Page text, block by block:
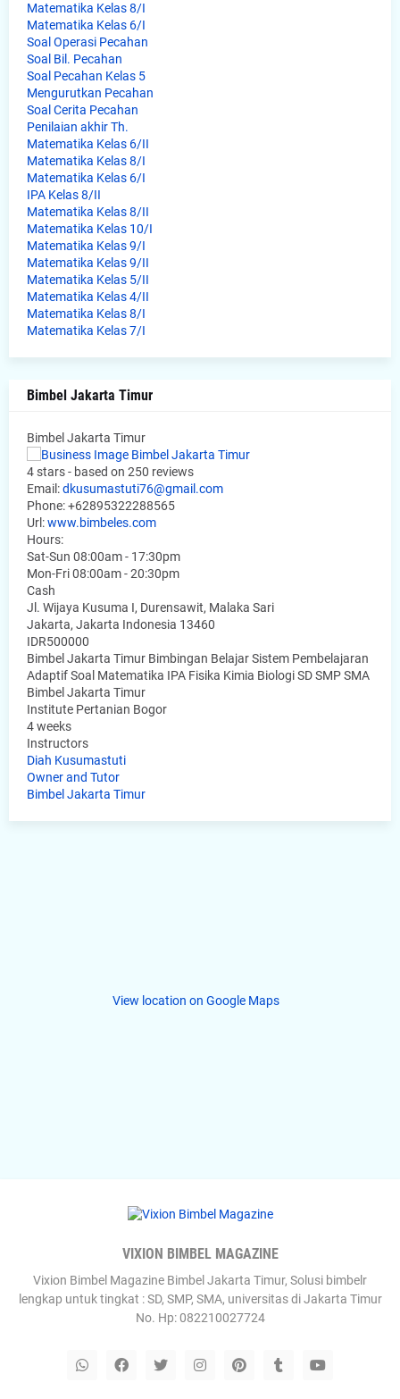
Matematika Kelas 8/I
Matematika Kelas 6/I
Soal Operasi Pecahan
Soal Bil. Pecahan
Soal Pecahan Kelas 5
Mengurutkan Pecahan
Soal Cerita Pecahan
Penilaian akhir Th.
Matematika Kelas 6/II
Matematika Kelas 8/I
Matematika Kelas 6/I
IPA Kelas 8/II
Matematika Kelas 8/II
Matematika Kelas 10/I
Matematika Kelas 9/I
Matematika Kelas 9/II
Matematika Kelas 5/II
Matematika Kelas 4/II
Matematika Kelas 8/I
Matematika Kelas 7/I
Bimbel Jakarta Timur
Bimbel Jakarta Timur
4 stars - based on 250 reviews
Email:dkusumastuti76@gmail.com
Phone:+62895322288565
Url:www.bimbeles.com
Hours:
Sat-Sun 08:00am - 17:30pm
Mon-Fri 08:00am - 20:30pm
Cash
Jl. Wijaya Kusuma I, Durensawit, Malaka Sari
Jakarta, Jakarta Indonesia 13460
IDR500000
Bimbel Jakarta Timur Bimbingan Belajar Sistem Pembelajaran
Adaptif Soal Matematika IPA Fisika Kimia Biologi SD SMP SMA
Bimbel Jakarta Timur
Institute Pertanian Bogor
4 weeks
Instructors
Diah Kusumastuti
Owner and Tutor
Bimbel Jakarta Timur
View location on Google Maps
VIXION BIMBEL MAGAZINE
Vixion Bimbel Magazine Bimbel Jakarta Timur, Solusi bimbelr
lengkap untuk tingkat : SD, SMP, SMA, universitas di Jakarta Timur
No. Hp: 082210027724